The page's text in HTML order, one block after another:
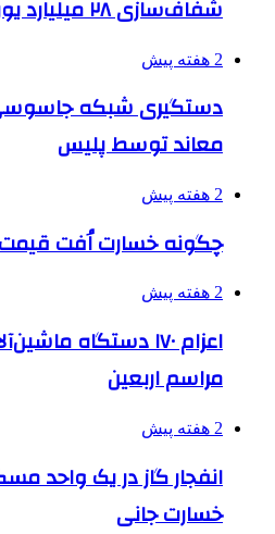
شفاف‌سازی ۲۸ میلیارد یورو تعهدات ارزی
2 هفته پیش
دستگیری شبکه جاسوسی
معاند توسط پلیس
2 هفته پیش
چگونه خسارت اُفت قیمت
2 هفته پیش
اعزام ۱۷۰ دستگاه
مراسم اربعین
2 هفته پیش
انفجار گاز در یک واحد
خسارت جانی